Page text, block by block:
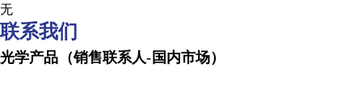
无
联系我们
光学产品（销售联系人-国内市场）